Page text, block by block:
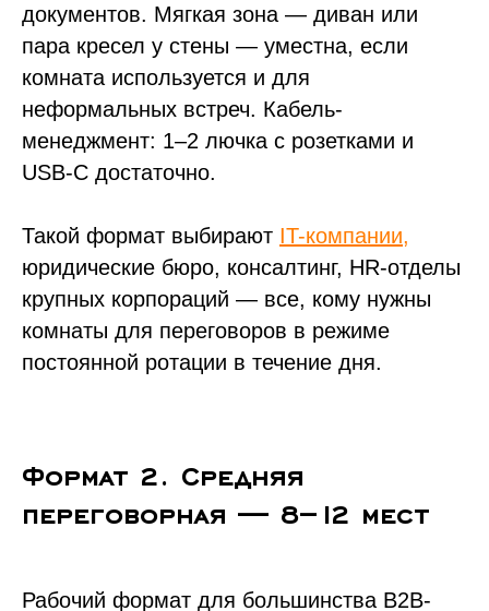
документов. Мягкая зона — диван или
пара кресел у стены — уместна, если
комната используется и для
неформальных встреч. Кабель-
менеджмент: 1–2 лючка с розетками и
USB-C достаточно.
Такой формат выбирают IT-компании,
юридические бюро, консалтинг, HR-отделы
крупных корпораций — все, кому нужны
комнаты для переговоров в режиме
постоянной ротации в течение дня.
Формат 2. Средняя
переговорная — 8–12 мест
Рабочий формат для большинства B2B-